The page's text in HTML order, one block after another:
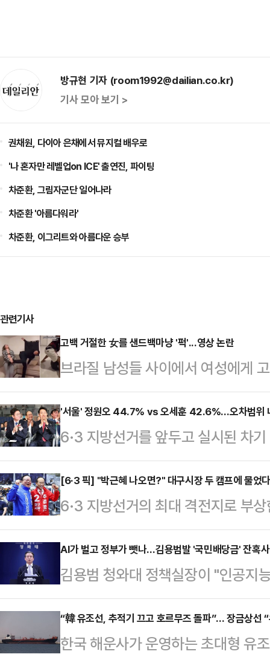
방규현 기자 (room1992@dailian.co.kr)
기사 모아 보기 >
권채원, 다이아 은채에서 뮤지컬 배우로
'나 혼자만 레벨업on ICE' 출연진, 파이팅
차준환, 그림자군단 일어나라
차준환 '아름다워라'
차준환, 이그리트와 아름다운 승부
관련기사
고백 거절한 女를 샌드백마냥 '퍽'...영상 논란
브라질 남성들 사이에서 여성에게
습한다는 내용의 영상이 사회관계
일고 있다.10일(현지시간) 뉴욕포
고백을 거절할 경우를 대비한 훈련'
있다.영상 속 남성들은 샌드백을 때
기를 카메라에 겨누는 모습 등을 보
3월 8일 전후로 빠르게 확산된 것
장에서 고백을 거절…
'서울' 정원오 44.7% vs 오세훈 42.6%…오차범위
6·3 지방선거를 앞두고 실시된 차
어민주당 예비후보가 44.7%, 오세
42.6%를 기록하며 오차범위 내 초
조사 전문기관 여론조사공정㈜이
100% ARS 방식으로 실시한 여론
보는 42.6%를 얻었다.두 후보 간
이다. 이어 개혁신당 김정철 후보
으로 집…
[6·3 픽] "박근혜 나오면?" 대구시장 두 캠프에 물었
6·3 지방선거의 최대 격전지로 부
일찌감치 대진표를 확정한 더불어
지율 격차가 오차범위 내로 좁혀지
새다. 공식 선거운동 개막을 일주
라는 각자의 승부수를 던진 두 후보
이 JTBC의뢰로 지난 5~6일 무선
서 추 후보는 41%, 김 후보는 40%
AI가 벌고 정부가 뺏나…김용범발 '국민배당금' 잔혹
김용범 청와대 정책실장이 "인공지
의 결과가 아니다"라며 기업 초과
바 '국민배당금' 제도를 언급해 파
주의 배급 경제"라고 강하게 비판
“韓 유조선, 추적기 끄고 호르무즈 돌파”… 장금상선
한국 해운사가 운영하는 초대형 유